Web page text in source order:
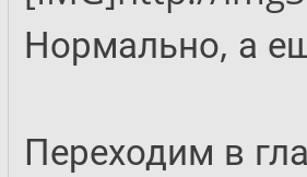
Нормально, а
Переходим в